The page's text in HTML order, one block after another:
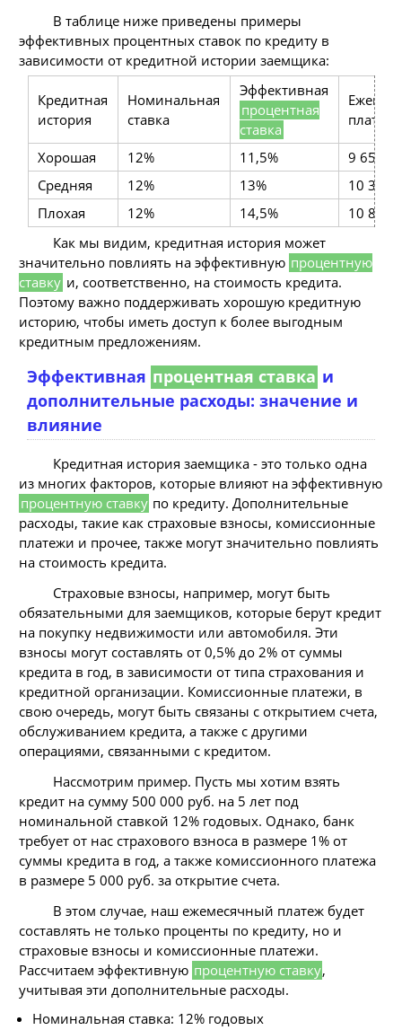
В таблице ниже приведены примеры
эффективных процентных ставок по кредиту в
зависимости от кредитной истории заемщика:
Кредитная
история
Номинальная
ставка
Эффективная
процентная
ставка
платеж
Хорошая 12% 11,5%
9 655
Средняя
12% 13%
10 350
Плохая
12% 14,5%
10 815
Как мы видим, кредитная история может
значительно повлиять на эффективную процентную
ставку и, соответственно, на стоимость кредита.
Поэтому важно поддерживать хорошую кредитную
историю, чтобы иметь доступ к более выгодным
кредитным предложениям.
Эффективная процентная ставка и
дополнительные расходы: значение и
влияние
Кредитная история заемщика - это только одна
из многих факторов, которые влияют на эффективную
процентную ставку по кредиту. Дополнительные
расходы, такие как страховые взносы, комиссионные
платежи и прочее, также могут значительно повлиять
на стоимость кредита.
Страховые взносы, например, могут быть
обязательными для заемщиков, которые берут кредит
на покупку недвижимости или автомобиля. Эти
взносы могут составлять от 0,5% до 2% от суммы
кредита в год, в зависимости от типа страхования и
кредитной организации. Комиссионные платежи, в
свою очередь, могут быть связаны с открытием счета,
обслуживанием кредита, а также с другими
операциями, связанными с кредитом.
Hассмотрим пример. Пусть мы хотим взять
кредит на сумму 500 000 руб. на 5 лет под
номинальной ставкой 12% годовых. Однако, банк
требует от нас страхового взноса в размере 1% от
суммы кредита в год, а также комиссионного платежа
в размере 5 000 руб. за открытие счета.
В этом случае, наш ежемесячный платеж будет
составлять не только проценты по кредиту, но и
страховые взносы и комиссионные платежи.
Рассчитаем эффективную процентную ставку,
учитывая эти дополнительные расходы.
Номинальная ставка: 12% годовых